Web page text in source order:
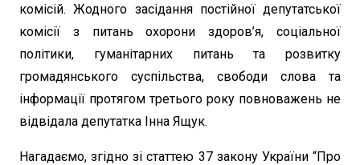
комісій. Жодного засідання постійної депутатської
комісії з питань охорони здоров’я, соціальної
політики, гуманітарних питань та розвитку
громадянського суспільства, свободи слова та
інформації протягом третього року повноважень не
відвідала депутатка Інна Ящук.
Нагадаємо, згідно зі статтею 37 закону України “Про